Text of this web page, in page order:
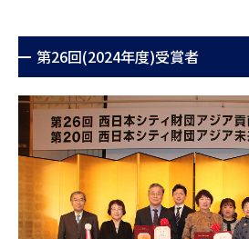
第26回(2024年度)受賞者